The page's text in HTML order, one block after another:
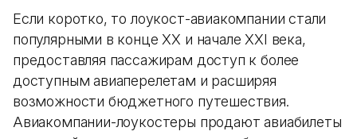
Если коротко, то лоукост-авиакомпании стали
популярными в конце XX и начале XXI века,
предоставляя пассажирам доступ к более
доступным авиаперелетам и расширяя
возможности бюджетного путешествия.
Авиакомпании-лоукостеры продают авиабилеты